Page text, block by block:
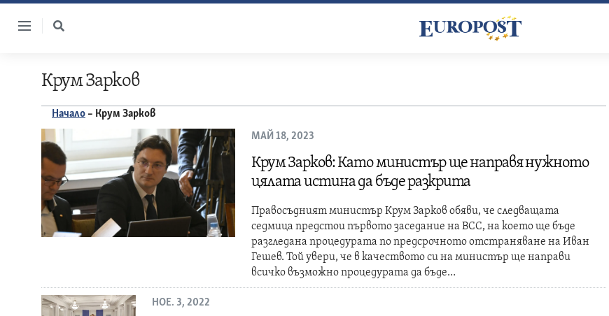
Skip
Крум Зарков
Начало – Крум Зарков
МАЙ 18, 2023
Крум Зарков: Като министър ще направя нужното
цялата истина да бъде разкрита
Правосъдният министър Крум Зарков обяви, че следващата
седмица предстои първото заседание на ВСС, на което ще бъде
разгледана процедурата по предсрочното отстраняване на Иван
Гешев. Той увери, че в качеството си на министър ще направи
всичко възможно процедурата да бъде…
НОЕ. 3, 2022